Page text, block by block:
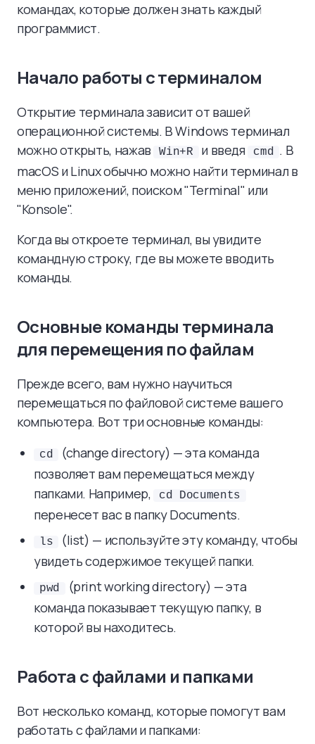
командах, которые должен знать каждый
программист.
Начало работы с терминалом
Открытие терминала зависит от вашей
операционной системы. В Windows терминал
можно открыть, нажав
Win+R и введя cmd . В
macOS и Linux обычно можно найти терминал в
меню приложений, поиском "Terminal" или
"Konsole".
Когда вы откроете терминал, вы увидите
командную строку, где вы можете вводить
команды.
Основные команды терминала
для перемещения по файлам
Прежде всего, вам нужно научиться
перемещаться по файловой системе вашего
компьютера. Вот три основные команды:
cd
(change directory) — эта команда
позволяет вам перемещаться между
папками. Например,
cd Documents
перенесет вас в папку Documents.
ls
(list) — используйте эту команду, чтобы
увидеть содержимое текущей папки.
pwd
(print working directory) — эта
команда показывает текущую папку, в
которой вы находитесь.
Работа с файлами и папками
Вот несколько команд, которые помогут вам
работать с файлами и папками: